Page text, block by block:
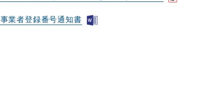
業者登録番号通知書